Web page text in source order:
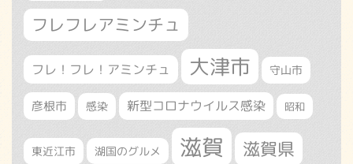
フレフレアミンチュ
フレ！フレ！アミンチュ 大津市 守山市
彦根市 感染 新型コロナウイルス感染 昭和
東近江市 湖国のグルメ 滋賀 滋賀県